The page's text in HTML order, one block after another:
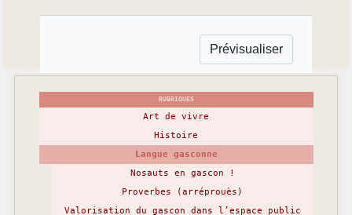
RUBRIQUES
Art de vivre
Histoire
Langue gasconne
Nosauts en gascon !
Proverbes (arréprouès)
Valorisation du gascon dans l’espace public